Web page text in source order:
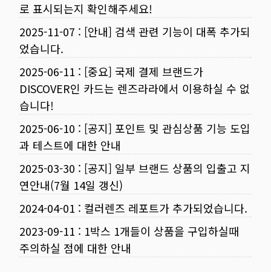
로 표시되는지 확인해주세요!
2025-11-07 : [안내] 검색 관련 기능이 대폭 추가되
었습니다.
2025-06-11 : [중요] 국제 결제 브랜드가
DISCOVER인 카드는 렌즈라라에서 이용하실 수 없
습니다!
2025-06-10 : [공지] 포인트 및 관심상품 기능 도입
과 테스트에 대한 안내
2025-03-30 : [공지] 일부 브랜드 상품의 입출고 지
연안내(7월 14일 갱신)
2024-04-01 : 컬러렌즈 레포트가 추가되었습니다.
2023-09-11 : 1박스 1개들이 상품을 구입하실때
주의하실 점에 대한 안내